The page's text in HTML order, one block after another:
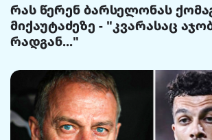
რას წერენ ბარსელონას
მიქაუტაძეზე - "კვარასაც
რადგან..."